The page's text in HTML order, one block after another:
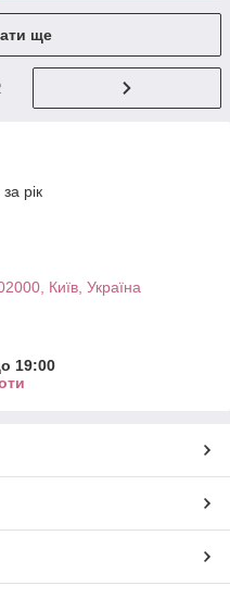
ще
рік
Київ, Україна
19:00